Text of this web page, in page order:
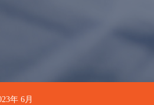
年 6月